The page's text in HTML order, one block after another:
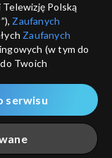
Polską
Zaufanych
Zaufanych
(w tym do
Twoich
udostępnianie
przez
dalej
pomocą
serwisu